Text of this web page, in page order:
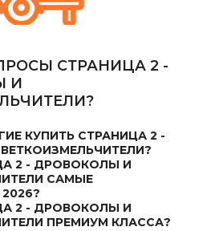
СТРАНИЦА 2 -
И
КУПИТЬ СТРАНИЦА 2 -
2 - ДРОВОКОЛЫ И
САМЫЕ
2 - ДРОВОКОЛЫ И
ПРЕМИУМ КЛАССА?